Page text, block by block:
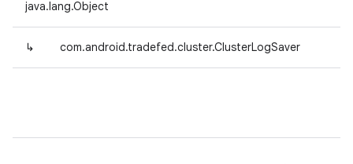
java.lang.Object
↳ com.android.tradefed.cluster.ClusterLogSaver